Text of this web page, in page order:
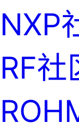
NXP
RF社